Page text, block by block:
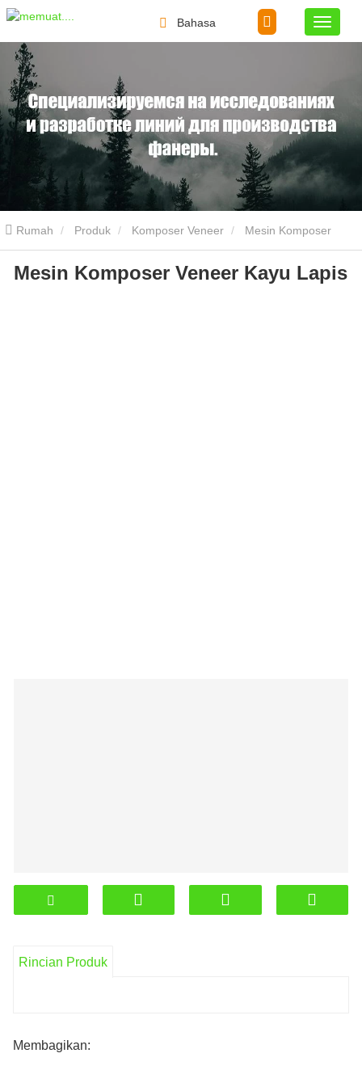
Bahasa
Rumah Produk Komposer Veneer
Veneer Kayu Lapis
Mesin Komposer Veneer Kayu Lapis
Rincian Produk
Membagikan: